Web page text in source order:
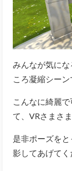
ころ凝縮シーン
こんなに綺麗
て、VRさまさ
是非ポーズを
ドレスは色違い
本作の操